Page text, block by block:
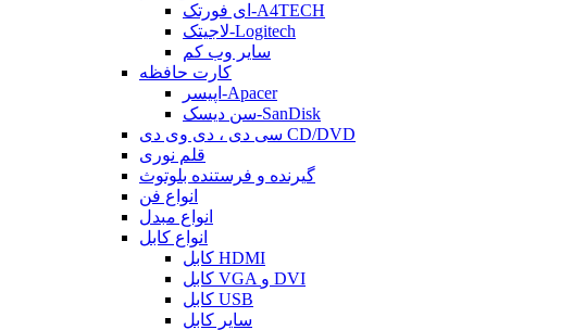
ای فورتک-A4TECH
لاجیتک-Logitech
سایر وب کم
کارت حافظه
اپیسر-Apacer
سن دیسک-SanDisk
سی دی ، دی وی دی CD/DVD
قلم نوری
گیرنده و فرستنده بلوتوث
انواع فن
انواع مبدل
انواع کابل
کابل HDMI
کابل VGA و DVI
کابل USB
سایر کابل